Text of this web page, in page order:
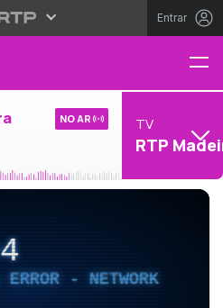
Entrar
NO AR TV
RTP
- NETWORK